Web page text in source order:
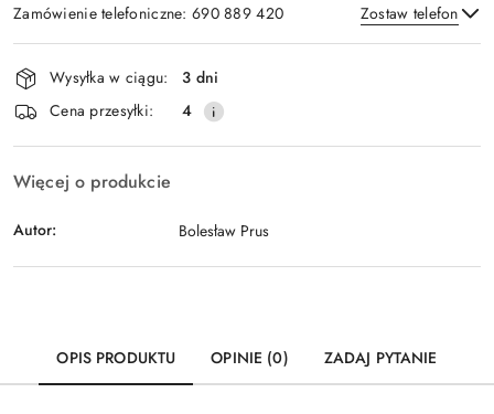
Zamówienie telefoniczne: 690 889 420 Zostaw telefon
Wyślij
Dostępność
i
dostawa
Wysyłka w ciągu:
3 dni
Cena przesyłki:
4
Więcej o produkcie
Autor: Bolesław Prus
OPIS PRODUKTU OPINIE (0) ZADAJ PYTANIE